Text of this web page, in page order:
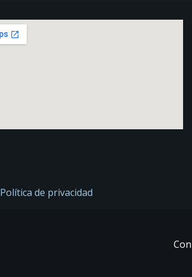
Política de privacidad